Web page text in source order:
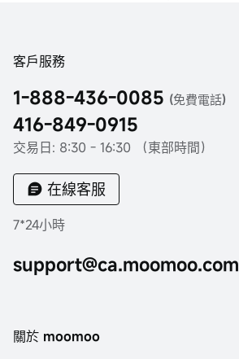
客戶服務
1-888-436-0085 (免費電話)
416-849-0915
交易日: 8:30 - 16:30 （東部時間）
在線客服
7*24小時
support@ca.moomoo.com
關於 moomoo